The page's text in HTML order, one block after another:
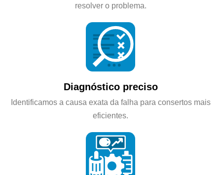
resolver o problema.
Diagnóstico preciso
Identificamos a causa exata da falha para consertos mais
eficientes.